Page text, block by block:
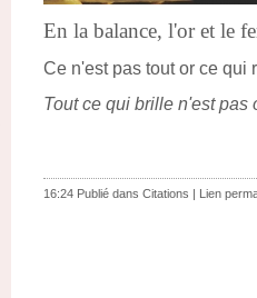
En la balance, l'or et le
Ce n'est pas tout or ce qui
Tout ce qui brille n'est pas
16:24 Publié dans Citations | Lien